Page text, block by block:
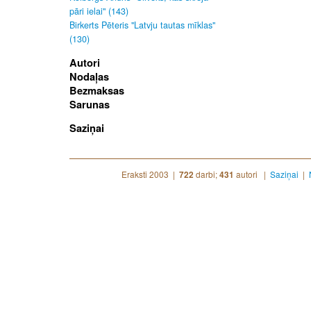
pāri ielai" (143)
Birkerts Pēteris "Latvju tautas mīklas"
(130)
Autori
Nodaļas
Bezmaksas
Sarunas
Saziņai
Eraksti 2003 | 722 darbi;431 autori | Saziņai |